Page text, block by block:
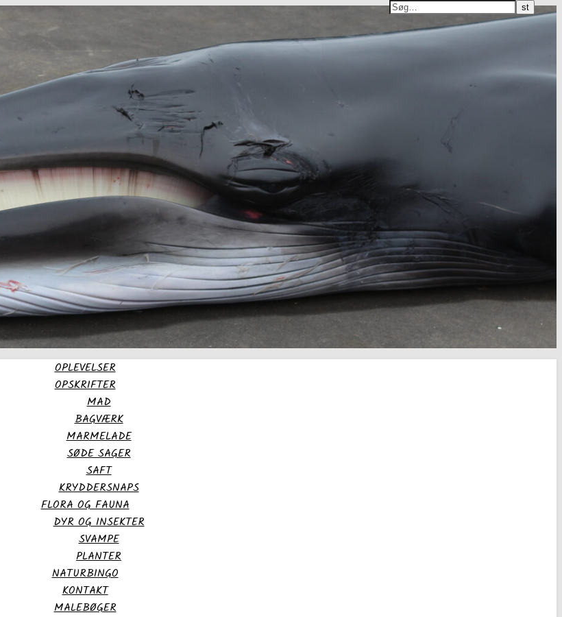
OPLEVELSER
OPSKRIFTER
MAD
BAGVÆRK
MARMELADE
SØDE SAGER
SAFT
KRYDDERSNAPS
FLORA OG FAUNA
DYR OG INSEKTER
SVAMPE
PLANTER
NATURBINGO
KONTAKT
MALEBØGER